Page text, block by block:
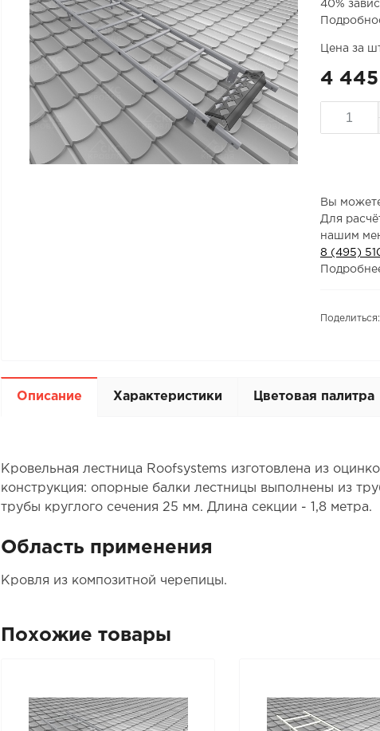
40%
Цена за
4 445
Вы можете
Для
нашим
8 (495)
Поделиться:
Описание Характеристики Цветовая палитра
Кровельная лестница Roofsystems изготовлена из
конструкция: опорные балки лестницы выполнены из
трубы круглого сечения 25 мм. Длина секции - 1,8 метра.
Область применения
Кровля из композитной черепицы.
Похожие товары